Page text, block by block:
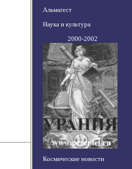
Альмагест
Наука и культура
2000-2002
Космические новости